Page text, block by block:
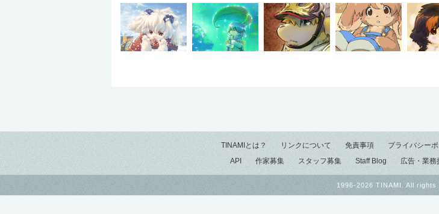
TINAMIとは？ リンクについて 免責事項 プライバシー
API
作家募集 スタッフ募集 Staff Blog 広告・業務
1996-2026 TINAMI. All rights